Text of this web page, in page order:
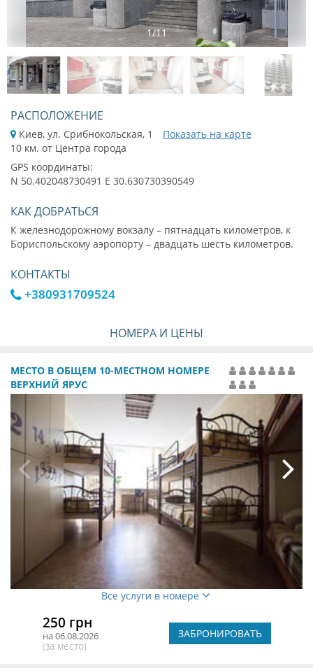
1/11
РАСПОЛОЖЕНИЕ
Киев, ул. Срибнокольская, 1
Показать на карте
10 км. от Центра города
GPS координаты:
N 50.402048730491 E 30.630730390549
КАК ДОБРАТЬСЯ
К железнодорожному вокзалу – пятнадцать километров, к
Бориспольскому аэропорту – двадцать шесть километров.
КОНТАКТЫ
+380931709524
НОМЕРА И ЦЕНЫ
МЕСТО В ОБЩЕМ 10-МЕСТНОМ НОМЕРЕ
ВЕРХНИЙ ЯРУС
Все услуги в номере
250 грн
на 06.08.2026
(за место)
ЗАБРОНИРОВАТЬ